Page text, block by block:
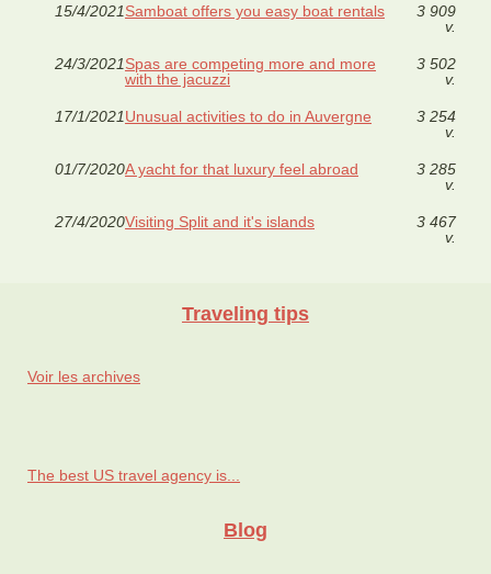
15/4/2021Samboat offers you easy boat rentals
3 909
v.
24/3/2021Spas are competing more and more
with the jacuzzi
3 502
v.
17/1/2021Unusual activities to do in Auvergne
3 254
v.
01/7/2020A yacht for that luxury feel abroad
3 285
v.
27/4/2020Visiting Split and it's islands
3 467
v.
Traveling tips
Voir les archives
The best US travel agency is...
Blog